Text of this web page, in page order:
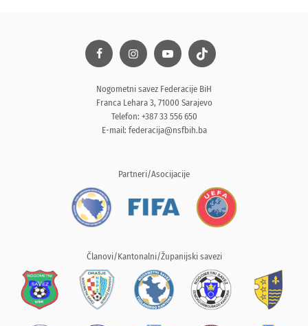
Nogometni savez Federacije BiH
Franca Lehara 3, 71000 Sarajevo
Telefon: +387 33 556 650
E-mail: federacija@nsfbih.ba
Partneri/Asocijacije
Članovi/Kantonalni/Županijski savezi